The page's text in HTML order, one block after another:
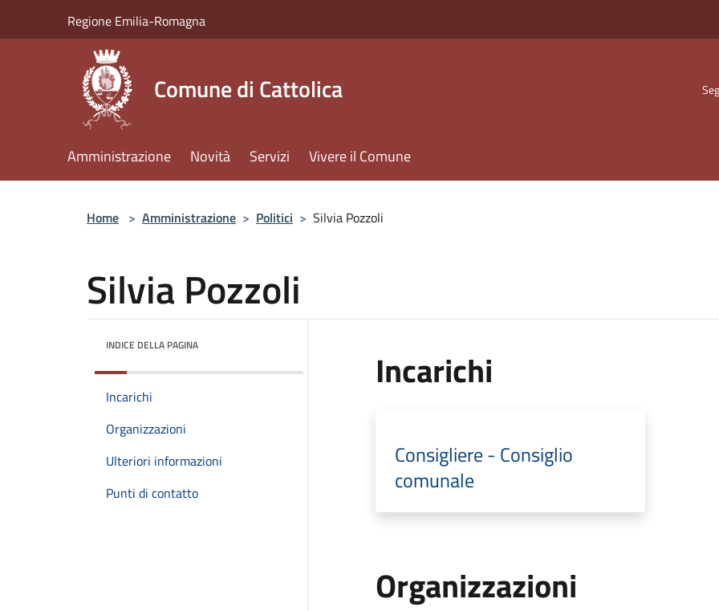
Regione Emilia-Romagna
Comune di Cattolica
Amministrazione Novità Servizi Vivere il Comune
Home > Amministrazione > Politici > Silvia Pozzoli
Silvia Pozzoli
INDICE DELLA PAGINA
Incarichi
Organizzazioni
Ulteriori informazioni
Punti di contatto
Incarichi
Consigliere - Consiglio
comunale
Organizzazioni